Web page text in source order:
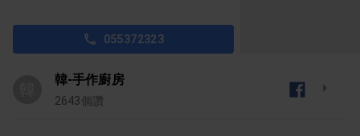
055372323
韓-手作廚房
2643個讚